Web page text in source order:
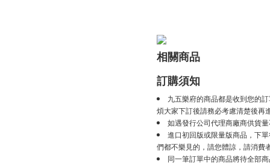
相關商品
訂購須知
九五樂府的商品都是收到您的
煩大家下訂後請務必考慮清楚後再
如遇發行公司代理商廠商供貨
進口初回版或限量版商品，下
們都不樂見的，請您體諒，請消費
同一筆訂單中的商品將待全部